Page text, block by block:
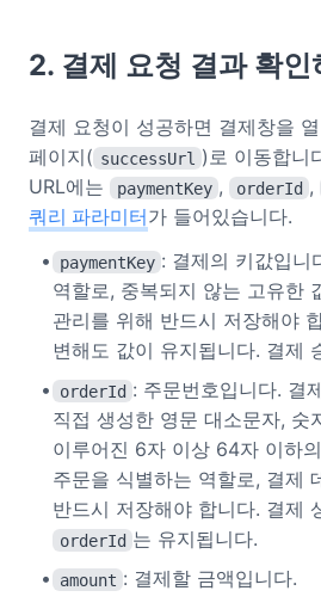
2. 결제 요청 결과 확인
결제 요청이 성공하면 결제창을
페이지( successUrl )로 이동합니
URL에는
paymentKey , orderId ,
쿼리 파라미터가 들어있습니다.
paymentKey : 결제의 키값입니
역할로, 중복되지 않는 고유한
관리를 위해 반드시 저장해야
변해도 값이 유지됩니다. 결제
orderId : 주문번호입니다. 결
직접 생성한 영문 대소문자, 숫
이루어진 6자 이상 64자 이하
주문을 식별하는 역할로, 결제
반드시 저장해야 합니다. 결제
orderId 는 유지됩니다.
amount : 결제할 금액입니다.